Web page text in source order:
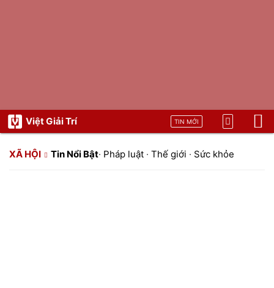
Việt Giải Trí TIN MỚI
XÃ HỘI Tin Nổi Bật· Pháp luật · Thế giới · Sức khỏe